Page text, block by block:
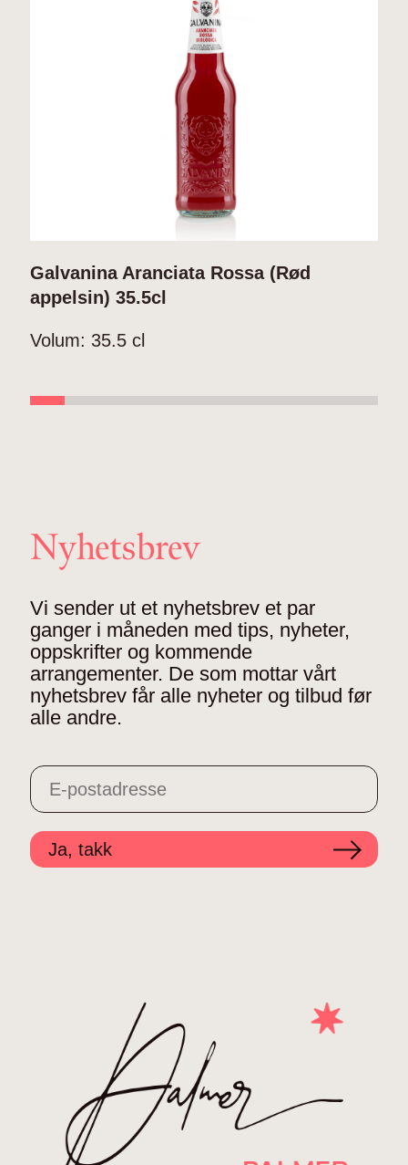
Galvanina Aranciata Rossa (Rød
appelsin) 35.5cl
Volum: 35.5 cl
Nyhetsbrev
Vi sender ut et nyhetsbrev et par
ganger i måneden med tips, nyheter,
oppskrifter og kommende
arrangementer. De som mottar vårt
nyhetsbrev får alle nyheter og tilbud før
alle andre.
Ja, takk